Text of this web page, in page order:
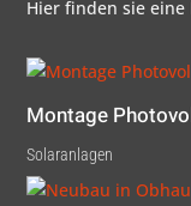
Hier finden sie eine
Montage
Solaranlagen